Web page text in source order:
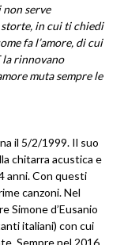
serve
in cui ti chiedi
fa l’amore, di cui
la rinnovano
muta sempre le
il 5/2/1999. Il suo
chitarra acustica e
anni. Con questi
canzoni. Nel
Simone d’Eusanio
italiani) con cui
Sempre nel 2016